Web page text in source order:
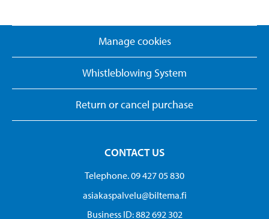
Manage cookies
Whistleblowing System
Return or cancel purchase
CONTACT US
Telephone. 09 427 05 830
asiakaspalvelu@biltema.fi
Business ID:​ 882 692 302